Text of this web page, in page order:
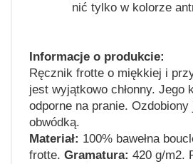
nić tylko w kolorze
Informacje o produkcie:
Ręcznik frotte o miękkiej i
jest wyjątkowo chłonny. Jego
odporne na pranie.
obwódką.
Materiał: 100% bawełna
frotte. Gramatura: 420 g/m2.